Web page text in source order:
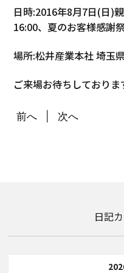
日時:2016年8月7日(日)
16:00、夏のお客様感謝
場所:松井産業本社 埼玉
ご来場お待ちしており
前へ 次へ
日記